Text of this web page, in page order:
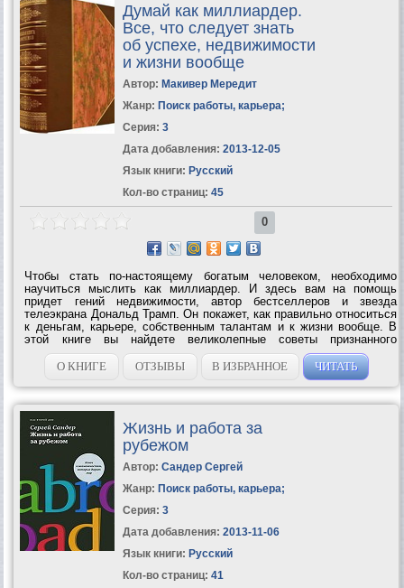
Думай как миллиардер.
Все, что следует знать
об успехе, недвижимости
и жизни вообще
Автор: Макивер Мередит
Жанр: Поиск работы, карьера;
Серия: 3
Дата добавления: 2013-12-05
Язык книги: Русский
Кол-во страниц: 45
0
Чтобы стать по-настоящему богатым человеком, необходимо
научиться мыслить как миллиардер. И здесь вам на помощь
придет гений недвижимости, автор бестселлеров и звезда
телеэкрана Дональд Трамп. Он покажет, как правильно относиться
к деньгам, карьере, собственным талантам и к жизни вообще. В
этой книге вы найдете великолепные советы признанного
специалиста по поводу вложения средств в недвижимость: от
методов общения с брокерами до...
О КНИГЕ ОТЗЫВЫ В ИЗБРАННОЕ ЧИТАТЬ
Жизнь и работа за
рубежом
Автор: Сандер Cергей
Жанр: Поиск работы, карьера;
Серия: 3
Дата добавления: 2013-11-06
Язык книги: Русский
Кол-во страниц: 41